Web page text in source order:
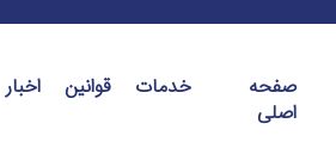
صفحه
اصلی
خدمات قوانین اخبار